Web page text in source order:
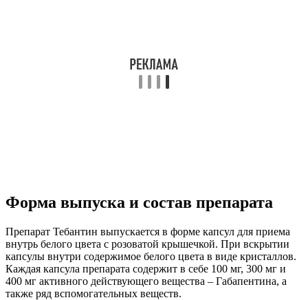
Форма выпуска и состав препарата
Препарат Тебантин выпускается в форме капсул для приема
внутрь белого цвета с розоватой крышечкой. При вскрытии
капсулы внутри содержимое белого цвета в виде кристаллов.
Каждая капсула препарата содержит в себе 100 мг, 300 мг и
400 мг активного действующего вещества – Габапентина, а
также ряд вспомогательных веществ.